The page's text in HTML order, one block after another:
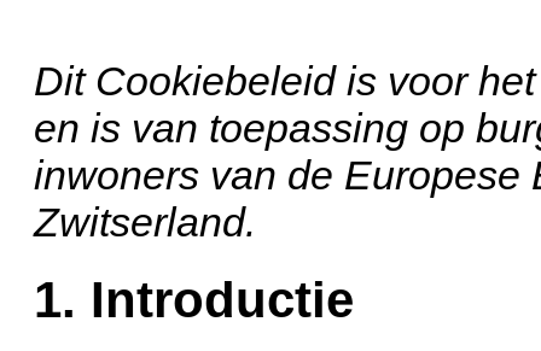
Dit Cookiebeleid is voor
en is van toepassing op
inwoners van de Europese
Zwitserland.
1. Introductie